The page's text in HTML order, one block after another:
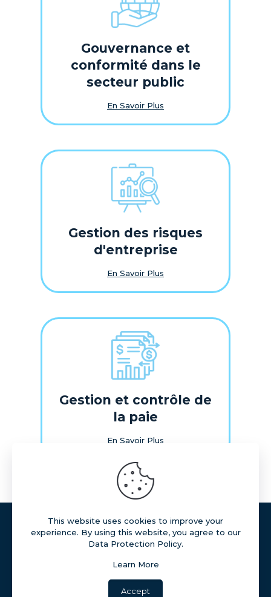
Gouvernance et
conformité dans le
secteur public
En Savoir Plus
Gestion des risques
d'entreprise
En Savoir Plus
Gestion et contrôle de
la paie
En Savoir Plus
Tous droits réservés
La reproduction du contenu de ce site est interdite
sans autorisation préalable
This website uses cookies to improve your
experience. By using this website, you agree to our
Data Protection Policy.
Learn More
Accept